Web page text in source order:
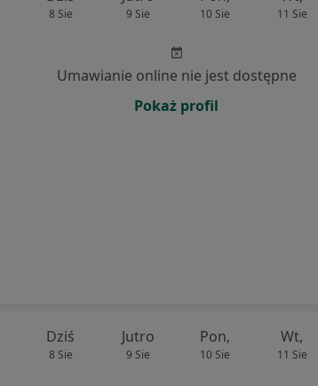
8 Sie 9 Sie 10 Sie 11 Sie
Umawianie online nie jest dostępne
Pokaż profil
Dziś
8 Sie
Jutro
9 Sie
Pon,
10 Sie
Wt,
11 Sie